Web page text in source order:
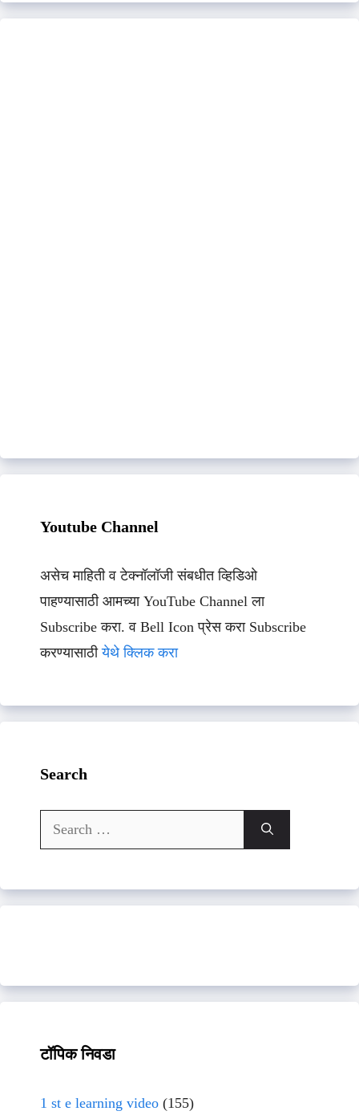
Youtube Channel
असेच माहिती व टेक्नॉलॉजी संबधीत व्हिडिओ
पाहण्यासाठी आमच्या YouTube Channel ला
Subscribe करा. व Bell Icon प्रेस करा Subscribe
करण्यासाठीयेथे क्लिक करा
Search
Search
for:
टॉपिक निवडा
1 st e learning video (155)